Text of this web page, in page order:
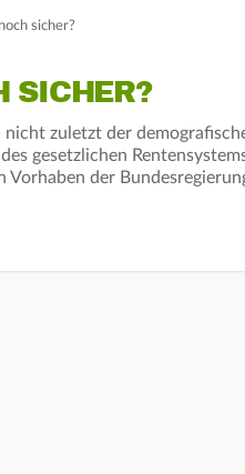
sicher?
SICHER?
zuletzt der
gesetzlichen
der